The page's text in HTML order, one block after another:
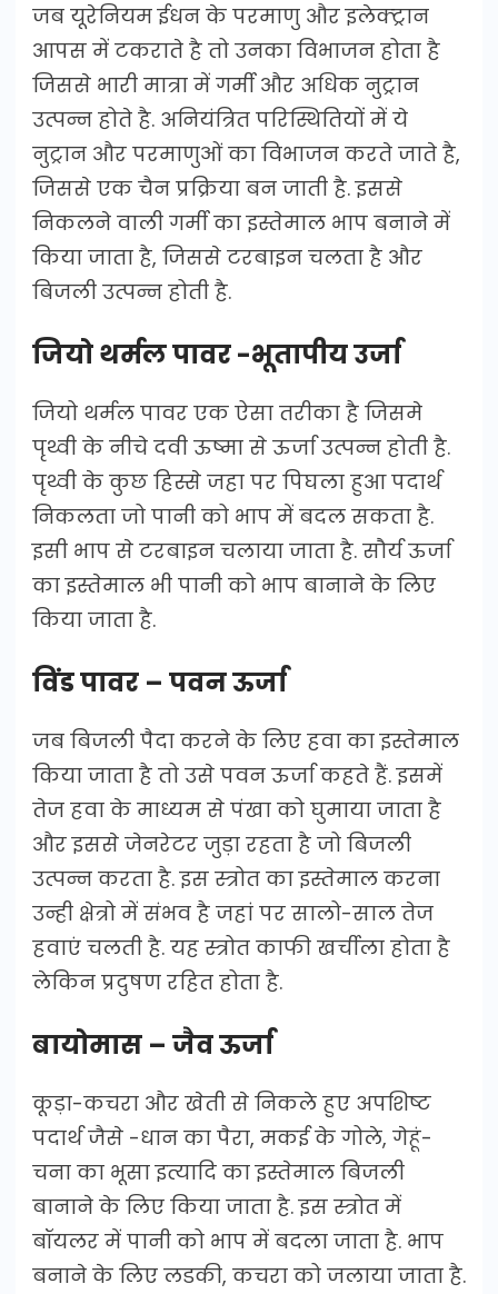
जब यूरेनियम ईधन के परमाणु और इलेक्ट्रान
आपस में टकराते है तो उनका विभाजन होता है
जिससे भारी मात्रा में गर्मी और अधिक नुट्रान
उत्पन्न होते है. अनियंत्रित परिस्थितियों में ये
नुट्रान और परमाणुओं का विभाजन करते जाते है,
जिससे एक चैन प्रक्रिया बन जाती है. इससे
निकलने वाली गर्मी का इस्तेमाल भाप बनाने में
किया जाता है, जिससे टरबाइन चलता है और
बिजली उत्पन्न होती है.
जियो थर्मल पावर -भूतापीय उर्जा
जियो थर्मल पावर एक ऐसा तरीका है जिसमे
पृथ्वी के नीचे दवी ऊष्मा से ऊर्जा उत्पन्न होती है.
पृथ्वी के कुछ हिस्से जहा पर पिघला हुआ पदार्थ
निकलता जो पानी को भाप में बदल सकता है.
इसी भाप से टरबाइन चलाया जाता है. सौर्य ऊर्जा
का इस्तेमाल भी पानी को भाप बानाने के लिए
किया जाता है.
विंड पावर – पवन ऊर्जा
जब बिजली पैदा करने के लिए हवा का इस्तेमाल
किया जाता है तो उसे पवन ऊर्जा कहते हैं. इसमें
तेज हवा के माध्यम से पंखा को घुमाया जाता है
और इससे जेनरेटर जुड़ा रहता है जो बिजली
उत्पन्न करता है. इस स्त्रोत का इस्तेमाल करना
उन्ही क्षेत्रो में संभव है जहां पर सालो-साल तेज
हवाएं चलती है. यह स्त्रोत काफी खर्चीला होता है
लेकिन प्रदुषण रहित होता है.
बायोमास – जैव ऊर्जा
कूड़ा-कचरा और खेती से निकले हुए अपशिष्ट
पदार्थ जैसे -धान का पैरा, मकई के गोले, गेहूं-
चना का भूसा इत्यादि का इस्तेमाल बिजली
बानाने के लिए किया जाता है. इस स्त्रोत में
बॉयलर में पानी को भाप में बदला जाता है. भाप
बनाने के लिए लडकी, कचरा को जलाया जाता है.